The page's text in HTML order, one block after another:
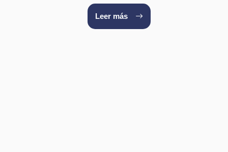
Leer más